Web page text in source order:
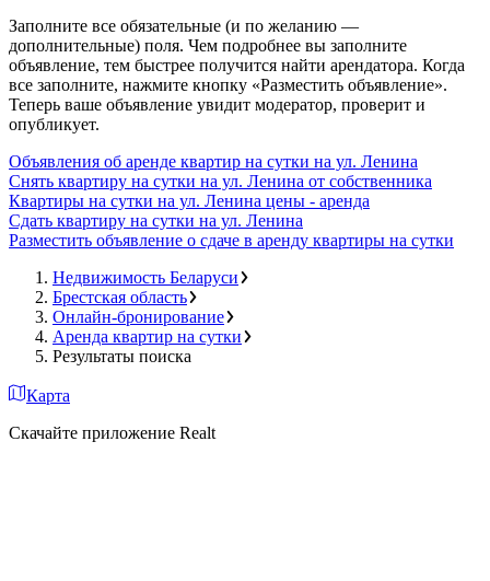
Заполните все обязательные (и по желанию —
дополнительные) поля. Чем подробнее вы заполните
объявление, тем быстрее получится найти арендатора. Когда
все заполните, нажмите кнопку «Разместить объявление».
Теперь ваше объявление увидит модератор, проверит и
опубликует.
Объявления об аренде квартир на сутки на ул. Ленина
Снять квартиру на сутки на ул. Ленина от собственника
Квартиры на сутки на ул. Ленина цены - аренда
Сдать квартиру на сутки на ул. Ленина
Разместить объявление о сдаче в аренду квартиры на сутки
Недвижимость Беларуси
Брестская область
Онлайн-бронирование
Аренда квартир на сутки
Результаты поиска
Карта
Скачайте приложение Realt